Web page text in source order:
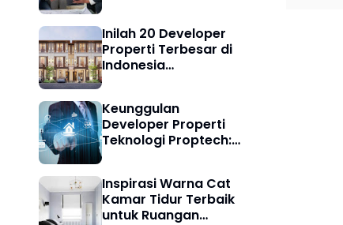
tapi Mewah untuk
Pembeli Cerdas
Inilah 20 Developer
Properti Terbesar di
Indonesia
Keunggulan
Developer Properti
Teknologi Proptech:
Inspirasi Warna Cat
Kamar Tidur Terbaik
untuk Ruangan